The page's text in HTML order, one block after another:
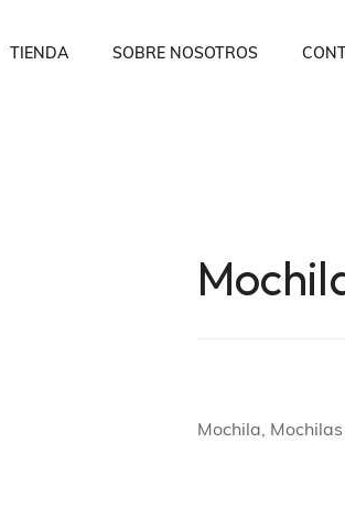
TIENDA SOBRE NOSOTROS
Mochila, Mochilas